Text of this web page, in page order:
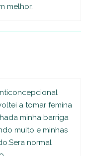
melhor.
a tomar femina
minha barriga
muito e minhas
normal